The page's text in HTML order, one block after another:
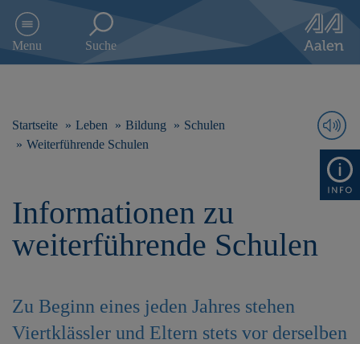
e
Menu Suche
Startseite Leben Bildung
Schulen
Weiterführende Schulen
Informationen zu
weiterführende Schulen
Zu Beginn eines jeden Jahres stehen
Viertklässler und Eltern stets vor derselben